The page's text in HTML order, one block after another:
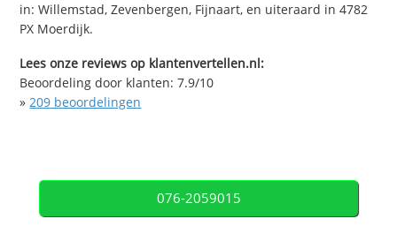
in: Willemstad, Zevenbergen, Fijnaart, en uiteraard in 4782
PX Moerdijk.
Lees onze reviews op klantenvertellen.nl:
Beoordeling door klanten:7.9/10
»209 beoordelingen
076-2059015